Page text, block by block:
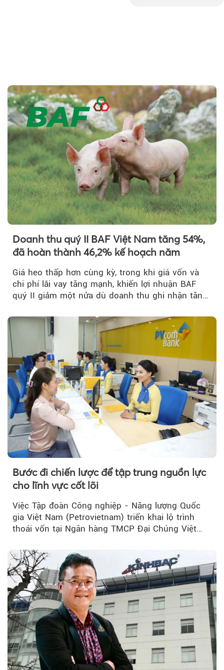
Theo
Doanh thu quý II BAF Việt Nam tăng 54%,
đã hoàn thành 46,2% kế hoạch năm
Giá heo thấp hơn cùng kỳ, trong khi giá vốn và
chi phí lãi vay tăng mạnh, khiến lợi nhuận BAF
quý II giảm một nửa dù doanh thu ghi nhận tăng
Bước đi chiến lược để tập trung nguồn lực
cho lĩnh vực cốt lõi
Việc Tập đoàn Công nghiệp - Năng lượng Quốc
gia Việt Nam (Petrovietnam) triển khai lộ trình
thoái vốn tại Ngân hàng TMCP Đại Chúng Việt